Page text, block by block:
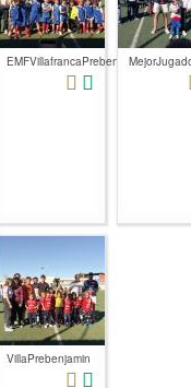
EMFVillafrancaPrebenjamin
VillaPrebenjamin